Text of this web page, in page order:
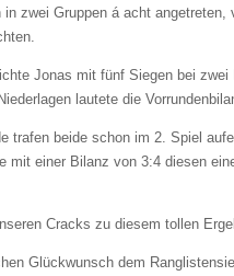
in zwei Gruppen á acht
Jonas mit fünf Siegen bei
lautete die
trafen beide schon im 2. Spiel
mit einer Bilanz von 3:4 diesen
Cracks zu diesem tollen
Glückwunsch dem